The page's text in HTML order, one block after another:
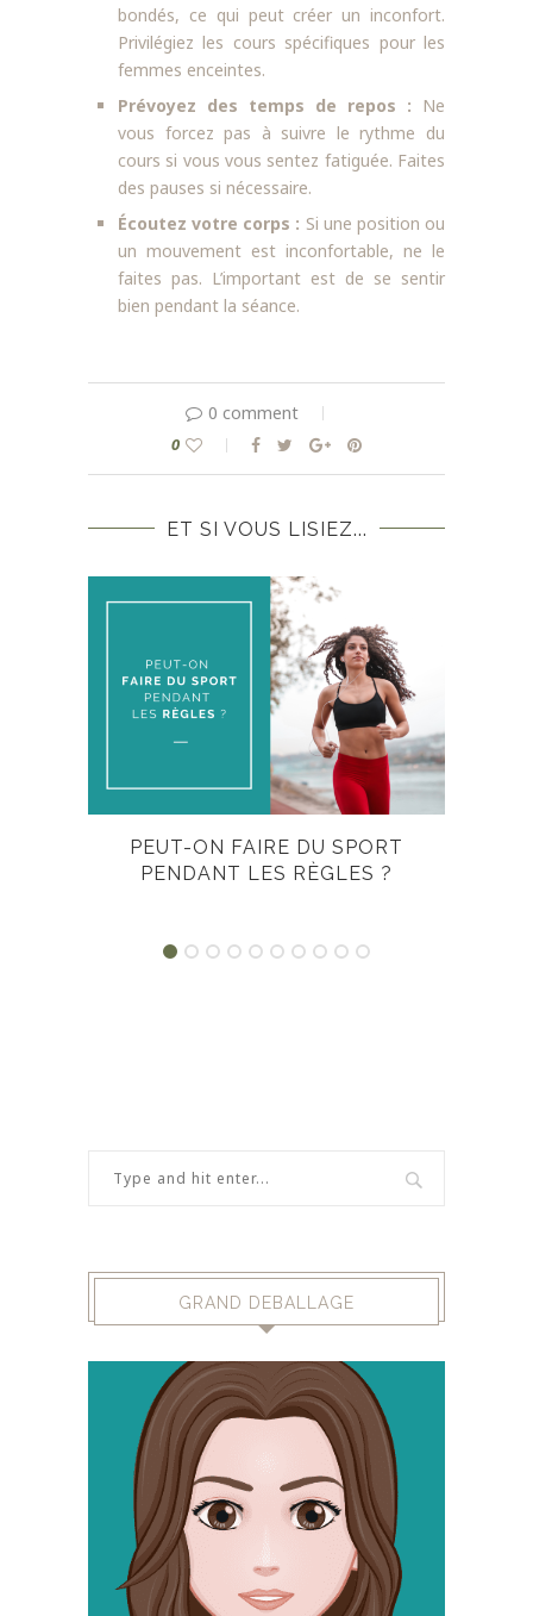
bondés, ce qui peut créer un inconfort.
Privilégiez les cours spécifiques pour les
femmes enceintes.
Prévoyez des temps de repos : Ne
vous forcez pas à suivre le rythme du
cours si vous vous sentez fatiguée. Faites
des pauses si nécessaire.
Écoutez votre corps : Si une position ou
un mouvement est inconfortable, ne le
faites pas. L’important est de se sentir
bien pendant la séance.
0 comment
0
ET SI VOUS LISIEZ...
PEUT-ON FAIRE DU SPORT
PENDANT LES RÈGLES ?
GRAND DEBALLAGE